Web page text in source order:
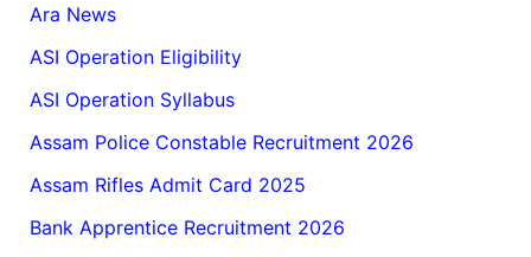
Ara News
ASI Operation Eligibility
ASI Operation Syllabus
Assam Police Constable Recruitment 2026
Assam Rifles Admit Card 2025
Bank Apprentice Recruitment 2026